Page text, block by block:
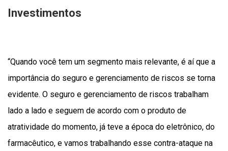
Investimentos
“Quando você tem um segmento mais relevante, é aí que a
importância do seguro e gerenciamento de riscos se torna
evidente. O seguro e gerenciamento de riscos trabalham
lado a lado e seguem de acordo com o produto de
atratividade do momento, já teve a época do eletrônico, do
farmacêutico, e vamos trabalhando esse contra-ataque na